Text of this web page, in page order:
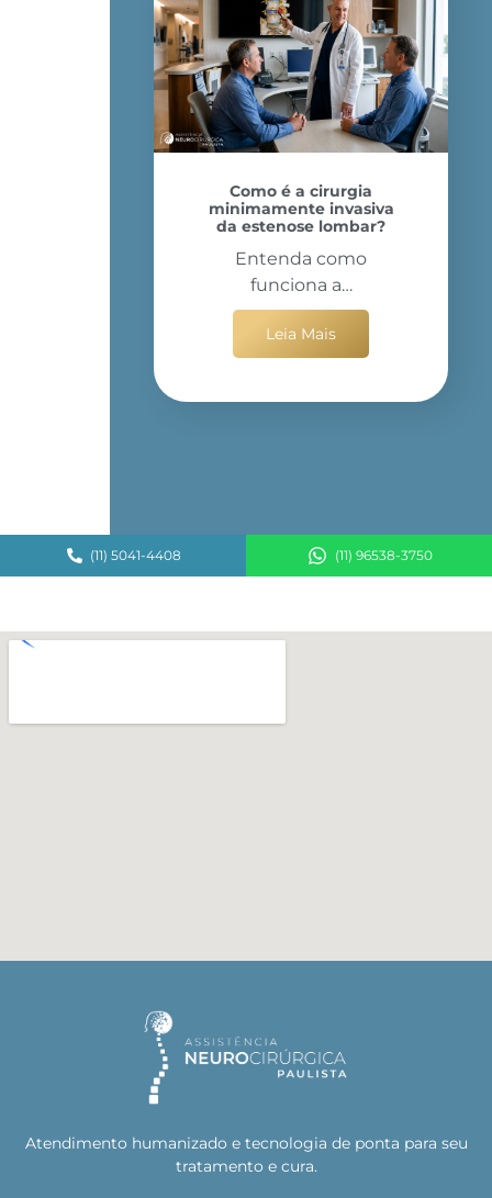
Como é a cirurgia
minimamente invasiva
da estenose lombar?
Entenda como
funciona a…
Leia Mais
(11) 5041-4408 (11) 96538-3750
Atendimento humanizado e tecnologia de ponta para seu
tratamento e cura.